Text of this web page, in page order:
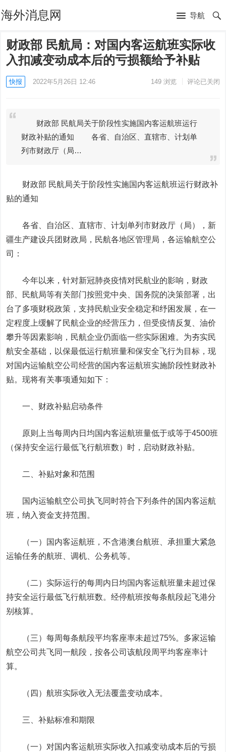
海外消息网 导航
财政部 民航局：对国内客运航班实际收
入扣减变动成本后的亏损额给予补贴
快报 2022年5月26日 12:46 149浏览 评论已关闭
财政部 民航局关于阶段性实施国内客运航班运行
财政补贴的通知 各省、自治区、直辖市、计划单
列市财政厅（局…
财政部 民航局关于阶段性实施国内客运航班运行财政补
贴的通知
各省、自治区、直辖市、计划单列市财政厅（局），新
疆生产建设兵团财政局，民航各地区管理局，各运输航空公
司：
今年以来，针对新冠肺炎疫情对民航业的影响，财政
部、民航局等有关部门按照党中央、国务院的决策部署，出
台了多项财税政策，支持民航业安全稳定和纾困发展，在一
定程度上缓解了民航企业的经营压力，但受疫情反复、油价
攀升等因素影响，民航企业仍面临一些实际困难。为夯实民
航安全基础，以保最低运行航班量和保安全飞行为目标，现
对国内运输航空公司经营的国内客运航班实施阶段性财政补
贴。现将有关事项通知如下：
一、财政补贴启动条件
原则上当每周内日均国内客运航班量低于或等于4500班
（保持安全运行最低飞行航班数）时，启动财政补贴。
二、补贴对象和范围
国内运输航空公司执飞同时符合下列条件的国内客运航
班，纳入资金支持范围。
（一）国内客运航班，不含港澳台航班、承担重大紧急
运输任务的航班、调机、公务机等。
（二）实际运行的每周内日均国内客运航班量未超过保
持安全运行最低飞行航班数。经停航班按每条航段起飞港分
别核算。
（三）每周每条航段平均客座率未超过75%。多家运输
航空公司共飞同一航段，按各公司该航段周平均客座率计
算。
（四）航班实际收入无法覆盖变动成本。
三、补贴标准和期限
（一）对国内客运航班实际收入扣减变动成本后的亏损